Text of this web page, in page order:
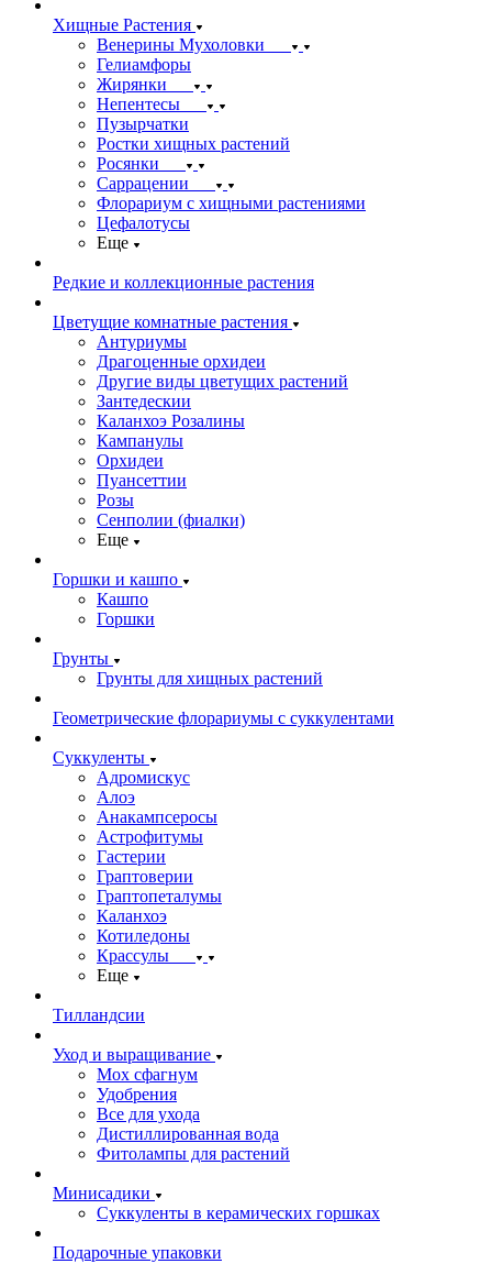
Хищные Растения
Венерины Мухоловки
Гелиамфоры
Жирянки
Непентесы
Пузырчатки
Ростки хищных растений
Росянки
Саррацении
Флорариум с хищными растениями
Цефалотусы
Еще
Редкие и коллекционные растения
Цветущие комнатные растения
Антуриумы
Драгоценные орхидеи
Другие виды цветущих растений
Зантедескии
Каланхоэ Розалины
Кампанулы
Орхидеи
Пуансеттии
Розы
Сенполии (фиалки)
Еще
Горшки и кашпо
Кашпо
Горшки
Грунты
Грунты для хищных растений
Геометрические флорариумы с суккулентами
Суккуленты
Адромискус
Алоэ
Анакампсеросы
Астрофитумы
Гастерии
Граптоверии
Граптопеталумы
Каланхоэ
Котиледоны
Крассулы
Еще
Тилландсии
Уход и выращивание
Мох сфагнум
Удобрения
Все для ухода
Дистиллированная вода
Фитолампы для растений
Минисадики
Суккуленты в керамических горшках
Подарочные упаковки